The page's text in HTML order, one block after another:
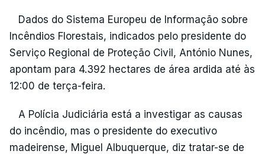
Dados do Sistema Europeu de Informação sobre
Incêndios Florestais, indicados pelo presidente do
Serviço Regional de Proteção Civil, António Nunes,
apontam para 4.392 hectares de área ardida até às
12:00 de terça-feira.
A Polícia Judiciária está a investigar as causas
do incêndio, mas o presidente do executivo
madeirense, Miguel Albuquerque, diz tratar-se de